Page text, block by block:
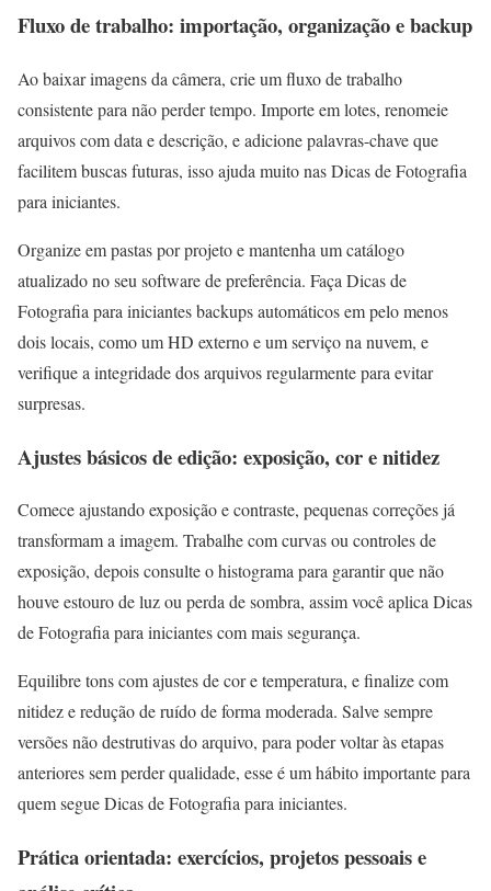
Fluxo de trabalho: importação, organização e backup
Ao baixar imagens da câmera, crie um fluxo de trabalho
consistente para não perder tempo. Importe em lotes, renomeie
arquivos com data e descrição, e adicione palavras-chave que
facilitem buscas futuras, isso ajuda muito nas Dicas de Fotografia
para iniciantes.
Organize em pastas por projeto e mantenha um catálogo
atualizado no seu software de preferência. Faça Dicas de
Fotografia para iniciantes backups automáticos em pelo menos
dois locais, como um HD externo e um serviço na nuvem, e
verifique a integridade dos arquivos regularmente para evitar
surpresas.
Ajustes básicos de edição: exposição, cor e nitidez
Comece ajustando exposição e contraste, pequenas correções já
transformam a imagem. Trabalhe com curvas ou controles de
exposição, depois consulte o histograma para garantir que não
houve estouro de luz ou perda de sombra, assim você aplica Dicas
de Fotografia para iniciantes com mais segurança.
Equilibre tons com ajustes de cor e temperatura, e finalize com
nitidez e redução de ruído de forma moderada. Salve sempre
versões não destrutivas do arquivo, para poder voltar às etapas
anteriores sem perder qualidade, esse é um hábito importante para
quem segue Dicas de Fotografia para iniciantes.
Prática orientada: exercícios, projetos pessoais e